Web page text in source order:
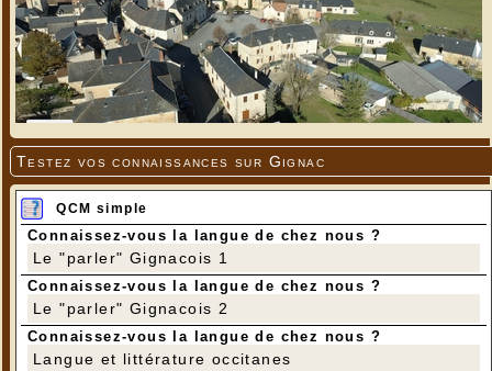
Testez vos connaissances sur Gignac
QCM simple
Connaissez-vous la langue de chez nous ?
Le "parler" Gignacois 1
Connaissez-vous la langue de chez nous ?
Le "parler" Gignacois 2
Connaissez-vous la langue de chez nous ?
Langue et littérature occitanes